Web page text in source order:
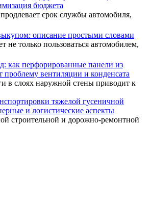
бюджета
срок службы автомобиля,
описание простыми словами
не только пользоваться автомобилем,
как перфорированные панели из
проблему вентиляции и конденсата
в слоях наружной стены приводит к
тяжелой гусеничной
и логистические аспекты
строительной и дорожно-ремонтной